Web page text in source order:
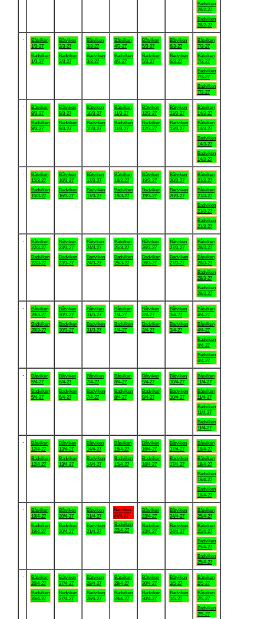
Badviken
28/2-27
Badviken
28/2-27
Båtviken
1/3-27
Badviken
1/3-27
Båtviken
2/3-27
Badviken
2/3-27
Båtviken
3/3-27
Badviken
3/3-27
Båtviken
4/3-27
Badviken
4/3-27
Båtviken
5/3-27
Badviken
5/3-27
Båtviken
6/3-27
Badviken
6/3-27
Båtviken
7/3-27
Båtviken
7/3-27
Badviken
7/3-27
Badviken
7/3-27
Båtviken
8/3-27
Badviken
8/3-27
Båtviken
9/3-27
Badviken
9/3-27
Båtviken
10/3-27
Badviken
10/3-27
Båtviken
11/3-27
Badviken
11/3-27
Båtviken
12/3-27
Badviken
12/3-27
Båtviken
13/3-27
Badviken
13/3-27
Båtviken
14/3-27
Båtviken
14/3-27
Badviken
14/3-27
Badviken
14/3-27
Båtviken
15/3-27
Badviken
15/3-27
Båtviken
16/3-27
Badviken
16/3-27
Båtviken
17/3-27
Badviken
17/3-27
Båtviken
18/3-27
Badviken
18/3-27
Båtviken
19/3-27
Badviken
19/3-27
Båtviken
20/3-27
Badviken
20/3-27
Båtviken
21/3-27
Båtviken
21/3-27
Badviken
21/3-27
Badviken
21/3-27
Båtviken
22/3-27
Badviken
22/3-27
Båtviken
23/3-27
Badviken
23/3-27
Båtviken
24/3-27
Badviken
24/3-27
Båtviken
25/3-27
Badviken
25/3-27
Båtviken
26/3-27
Badviken
26/3-27
Båtviken
27/3-27
Badviken
27/3-27
Båtviken
28/3-27
Båtviken
28/3-27
Badviken
28/3-27
Badviken
28/3-27
Båtviken
29/3-27
Badviken
29/3-27
Båtviken
30/3-27
Badviken
30/3-27
Båtviken
31/3-27
Badviken
31/3-27
Båtviken
1/4-27
Badviken
1/4-27
Båtviken
2/4-27
Badviken
2/4-27
Båtviken
3/4-27
Badviken
3/4-27
Båtviken
4/4-27
Båtviken
4/4-27
Badviken
4/4-27
Badviken
4/4-27
Båtviken
5/4-27
Badviken
5/4-27
Båtviken
6/4-27
Badviken
6/4-27
Båtviken
7/4-27
Badviken
7/4-27
Båtviken
8/4-27
Badviken
8/4-27
Båtviken
9/4-27
Badviken
9/4-27
Båtviken
10/4-27
Badviken
10/4-27
Båtviken
11/4-27
Båtviken
11/4-27
Badviken
11/4-27
Badviken
11/4-27
Båtviken
12/4-27
Badviken
12/4-27
Båtviken
13/4-27
Badviken
13/4-27
Båtviken
14/4-27
Badviken
14/4-27
Båtviken
15/4-27
Badviken
15/4-27
Båtviken
16/4-27
Badviken
16/4-27
Båtviken
17/4-27
Badviken
17/4-27
Båtviken
18/4-27
Båtviken
18/4-27
Badviken
18/4-27
Badviken
18/4-27
Båtviken
19/4-27
Badviken
19/4-27
Båtviken
20/4-27
Badviken
20/4-27
Båtviken
21/4-27
Badviken
21/4-27
Båtviken
22/4-27
Badviken
22/4-27
Båtviken
23/4-27
Badviken
23/4-27
Båtviken
24/4-27
Badviken
24/4-27
Båtviken
25/4-27
Båtviken
25/4-27
Badviken
25/4-27
Badviken
25/4-27
Båtviken
26/4-27
Badviken
26/4-27
Båtviken
27/4-27
Badviken
27/4-27
Båtviken
28/4-27
Badviken
28/4-27
Båtviken
29/4-27
Badviken
29/4-27
Båtviken
30/4-27
Badviken
30/4-27
Båtviken
1/5-27
Badviken
1/5-27
Båtviken
2/5-27
Båtviken
2/5-27
Badviken
2/5-27